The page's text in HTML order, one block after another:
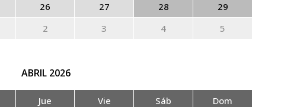
26 27 28
29
2 3 4 5
ABRIL 2026
Jue Vie Sáb
Dom